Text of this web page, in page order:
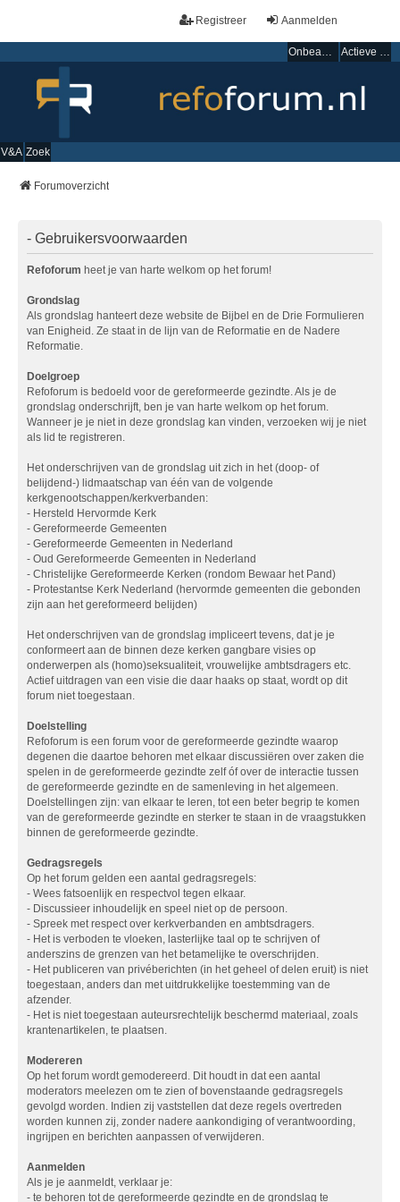
Aanmelden
Registreer
Onbeantwoorde onderwerpen Actieve onderwerpen
V&A Zoek
Forumoverzicht
- Gebruikersvoorwaarden
Refoforum heet je van harte welkom op het forum!
Grondslag
Als grondslag hanteert deze website de Bijbel en de Drie Formulieren
van Enigheid. Ze staat in de lijn van de Reformatie en de Nadere
Reformatie.
Doelgroep
Refoforum is bedoeld voor de gereformeerde gezindte. Als je de
grondslag onderschrijft, ben je van harte welkom op het forum.
Wanneer je je niet in deze grondslag kan vinden, verzoeken wij je niet
als lid te registreren.
Het onderschrijven van de grondslag uit zich in het (doop- of
belijdend-) lidmaatschap van één van de volgende
kerkgenootschappen/kerkverbanden:
- Hersteld Hervormde Kerk
- Gereformeerde Gemeenten
- Gereformeerde Gemeenten in Nederland
- Oud Gereformeerde Gemeenten in Nederland
- Christelijke Gereformeerde Kerken (rondom Bewaar het Pand)
- Protestantse Kerk Nederland (hervormde gemeenten die gebonden
zijn aan het gereformeerd belijden)
Het onderschrijven van de grondslag impliceert tevens, dat je je
conformeert aan de binnen deze kerken gangbare visies op
onderwerpen als (homo)seksualiteit, vrouwelijke ambtsdragers etc.
Actief uitdragen van een visie die daar haaks op staat, wordt op dit
forum niet toegestaan.
Doelstelling
Refoforum is een forum voor de gereformeerde gezindte waarop
degenen die daartoe behoren met elkaar discussiëren over zaken die
spelen in de gereformeerde gezindte zelf óf over de interactie tussen
de gereformeerde gezindte en de samenleving in het algemeen.
Doelstellingen zijn: van elkaar te leren, tot een beter begrip te komen
van de gereformeerde gezindte en sterker te staan in de vraagstukken
binnen de gereformeerde gezindte.
Gedragsregels
Op het forum gelden een aantal gedragsregels:
- Wees fatsoenlijk en respectvol tegen elkaar.
- Discussieer inhoudelijk en speel niet op de persoon.
- Spreek met respect over kerkverbanden en ambtsdragers.
- Het is verboden te vloeken, lasterlijke taal op te schrijven of
anderszins de grenzen van het betamelijke te overschrijden.
- Het publiceren van privéberichten (in het geheel of delen eruit) is niet
toegestaan, anders dan met uitdrukkelijke toestemming van de
afzender.
- Het is niet toegestaan auteursrechtelijk beschermd materiaal, zoals
krantenartikelen, te plaatsen.
Modereren
Op het forum wordt gemodereerd. Dit houdt in dat een aantal
moderators meelezen om te zien of bovenstaande gedragsregels
gevolgd worden. Indien zij vaststellen dat deze regels overtreden
worden kunnen zij, zonder nadere aankondiging of verantwoording,
ingrijpen en berichten aanpassen of verwijderen.
Aanmelden
Als je je aanmeldt, verklaar je:
- te behoren tot de gereformeerde gezindte en de grondslag te